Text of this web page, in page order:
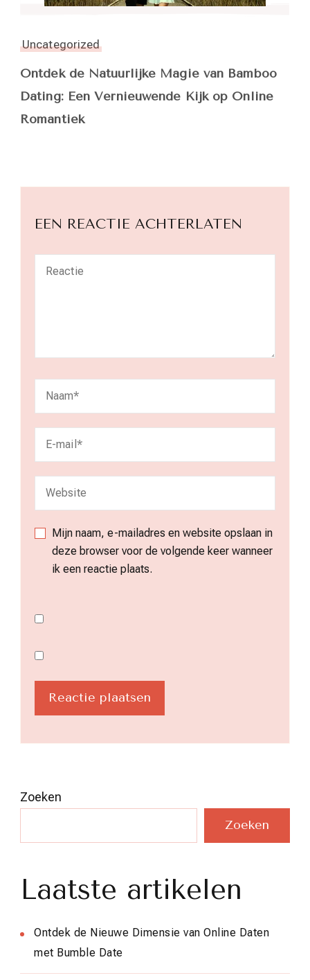
Uncategorized
Ontdek de Natuurlijke Magie van Bamboo
Dating: Een Vernieuwende Kijk op Online
Romantiek
EEN REACTIE ACHTERLATEN
Mijn naam, e-mailadres en website opslaan in
deze browser voor de volgende keer wanneer
ik een reactie plaats.
Zoeken
Zoeken
Laatste artikelen
Ontdek de Nieuwe Dimensie van Online Daten
met Bumble Date